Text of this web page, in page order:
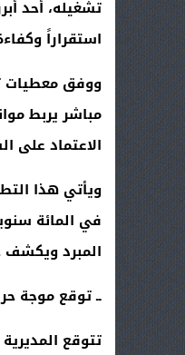
تشغيله، أحد
استقراراً
ووفق معطيات
مباشر يربط
الاعتماد على
المبرد ويكشف
ــ توقع موجة
تتوقع